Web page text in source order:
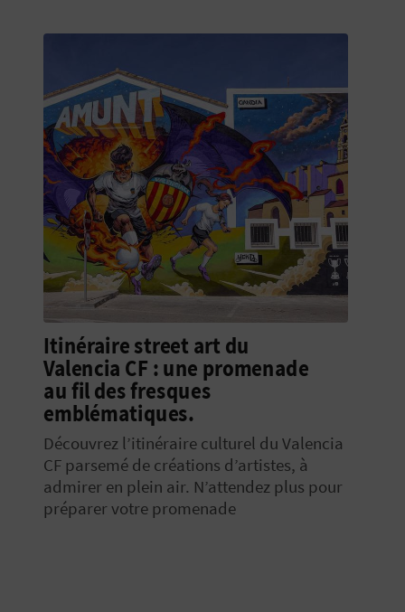
Itinéraire street art du
Valencia CF : une promenade
au fil des fresques
emblématiques.
Découvrez l’itinéraire culturel du Valencia
CF parsemé de créations d’artistes, à
admirer en plein air. N’attendez plus pour
préparer votre promenade